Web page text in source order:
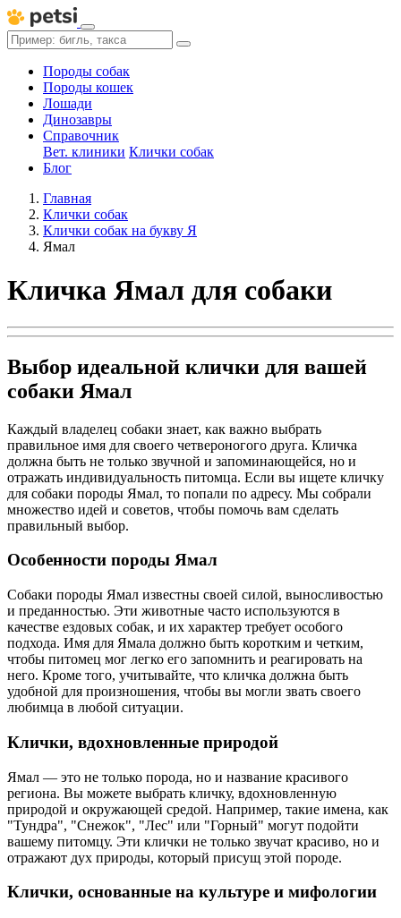
Породы собак
Породы кошек
Лошади
Динозавры
Справочник
Вет. клиники Клички собак
Блог
Главная
Клички собак
Клички собак на букву Я
Ямал
Кличка Ямал для собаки
Выбор идеальной клички для вашей
собаки Ямал
Каждый владелец собаки знает, как важно выбрать
правильное имя для своего четвероногого друга. Кличка
должна быть не только звучной и запоминающейся, но и
отражать индивидуальность питомца. Если вы ищете кличку
для собаки породы Ямал, то попали по адресу. Мы собрали
множество идей и советов, чтобы помочь вам сделать
правильный выбор.
Особенности породы Ямал
Собаки породы Ямал известны своей силой, выносливостью
и преданностью. Эти животные часто используются в
качестве ездовых собак, и их характер требует особого
подхода. Имя для Ямала должно быть коротким и четким,
чтобы питомец мог легко его запомнить и реагировать на
него. Кроме того, учитывайте, что кличка должна быть
удобной для произношения, чтобы вы могли звать своего
любимца в любой ситуации.
Клички, вдохновленные природой
Ямал — это не только порода, но и название красивого
региона. Вы можете выбрать кличку, вдохновленную
природой и окружающей средой. Например, такие имена, как
"Тундра", "Снежок", "Лес" или "Горный" могут подойти
вашему питомцу. Эти клички не только звучат красиво, но и
отражают дух природы, который присущ этой породе.
Клички, основанные на культуре и мифологии